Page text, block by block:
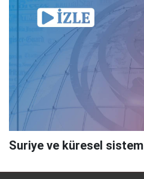
Suriye ve küresel sistem